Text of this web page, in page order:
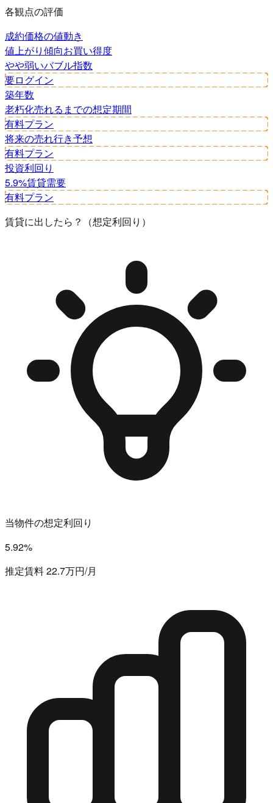
各観点の評価
成約価格の値動き
値上がり傾向お買い得度
やや弱いバブル指数
要ログイン
築年数
老朽化売れるまでの想定期間
有料プラン
将来の売れ行き予想
有料プラン
投資利回り
5.9%賃貸需要
有料プラン
賃貸に出したら？（想定利回り）
当物件の想定利回り
5.92%
推定賃料 22.7万円/月